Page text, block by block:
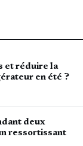
et réduire la
en été ?
deux
ressortissant